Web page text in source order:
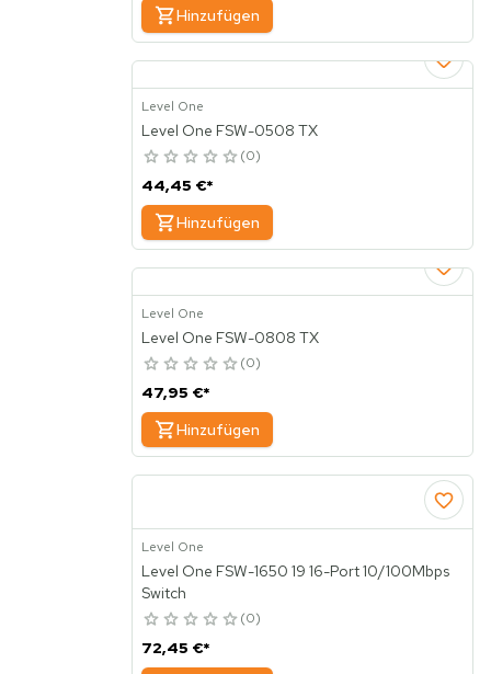
Hinzufügen
Level One
Level One FSW-0508 TX
0
44,45 €*
Hinzufügen
Level One
Level One FSW-0808 TX
0
47,95 €*
Hinzufügen
Level One
Level One FSW-1650 19 16-Port 10/100Mbps
Switch
0
72,45 €*